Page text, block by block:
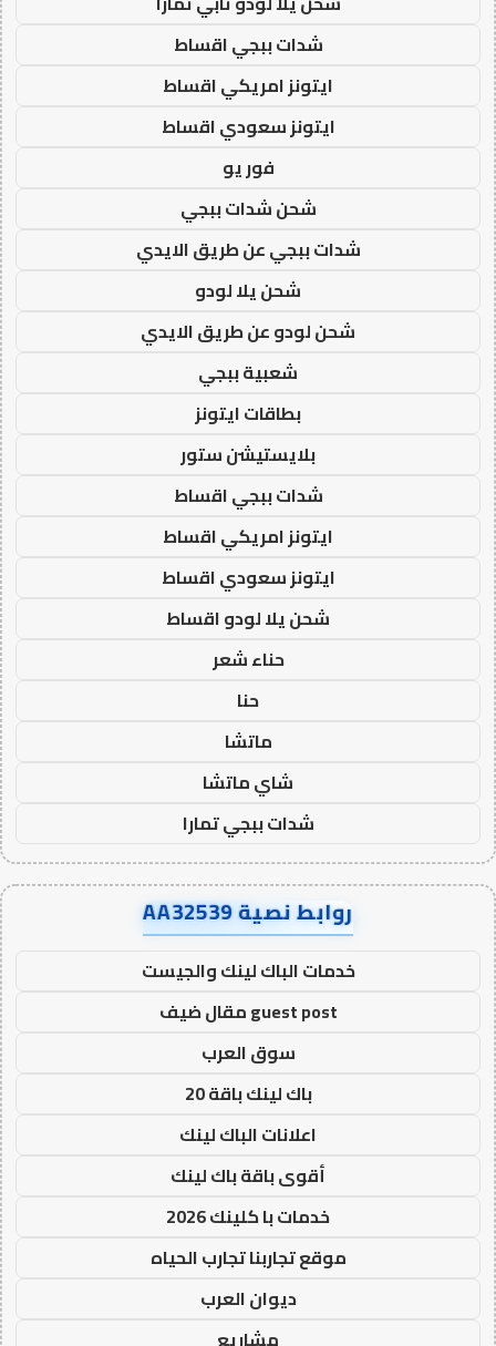
شدات ببجي اقساط
ايتونز امريكي اقساط
ايتونز سعودي اقساط
فور يو
شحن شدات ببجي
شدات ببجي عن طريق الايدي
شحن يلا لودو
شحن لودو عن طريق الايدي
شعبية ببجي
بطاقات ايتونز
بلايستيشن ستور
شدات ببجي اقساط
ايتونز امريكي اقساط
ايتونز سعودي اقساط
شحن يلا لودو اقساط
حناء شعر
حنا
ماتشا
شاي ماتشا
شدات ببجي تمارا
روابط نصية AA32539
خدمات الباك لينك والجيست
guest post مقال ضيف
سوق العرب
باك لينك باقة 20
اعلانات الباك لينك
أقوى باقة باك لينك
خدمات با كلينك 2026
موقع تجاربنا تجارب الحياه
ديوان العرب